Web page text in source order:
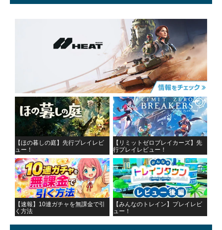
【ほの暮しの庭】先行プレイレビ
ュー！
【リミットゼロブレイカーズ】先
行プレイレビュー！
【速報】10連ガチャを無課金で引
く方法
【みんなのトレイン】プレイレビ
ュー！